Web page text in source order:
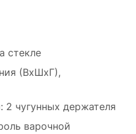
стекле
(ВхШхГ),
чугунных держателя
варочной